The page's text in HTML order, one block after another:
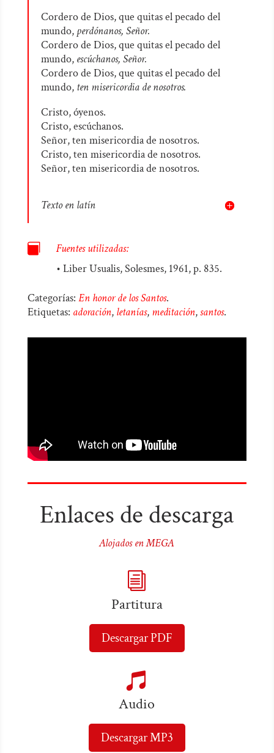
Cordero de Dios, que quitas el pecado del
mundo, perdónanos, Señor.
Cordero de Dios, que quitas el pecado del
mundo, escúchanos, Señor.
Cordero de Dios, que quitas el pecado del
mundo, ten misericordia de nosotros.
Cristo, óyenos.
Cristo, escúchanos.
Señor, ten misericordia de nosotros.
Cristo, ten misericordia de nosotros.
Señor, ten misericordia de nosotros.
Texto en latín

Fuentes utilizadas:
• Liber Usualis, Solesmes, 1961, p. 835.
Categorías: En honor de los Santos.
Etiquetas: adoración, letanías, meditación,santos.
Enlaces de descarga
Alojados en MEGA
i
Partitura
Descargar PDF

Audio
Descargar MP3